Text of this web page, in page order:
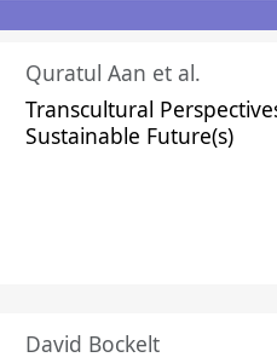
Quratul Aan et al.
Transcultural
Sustainable Future(s)
David Bockelt